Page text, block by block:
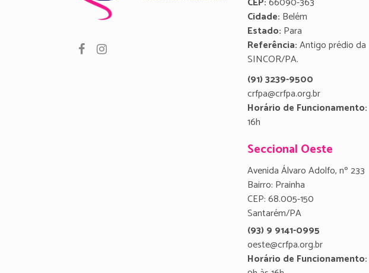
Cidade: Belém
Estado: Para
Referência:Antigo prédio da
SINCOR/PA.
(91) 3239-9500
crfpa@crfpa.org.br
Horário de Funcionamento:
16h
Seccional Oeste
Avenida Álvaro Adolfo, nº 233
Bairro: Prainha
CEP: 68.005-150
Santarém/PA
(93) 9 9141-0995
oeste@crfpa.org.br
Horário de Funcionamento: